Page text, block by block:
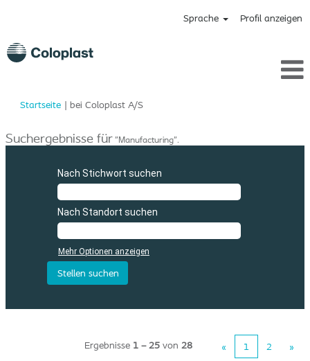
Sprache Profil anzeigen
Startseite | bei Coloplast A/S(aktuelle
Suchergebnisse für"Manufacturing".
Nach Stichwort suchen
Nach Standort suchen
Mehr Optionen anzeigen
Ergebnisse 1 – 25 von 28 « 1 2 »